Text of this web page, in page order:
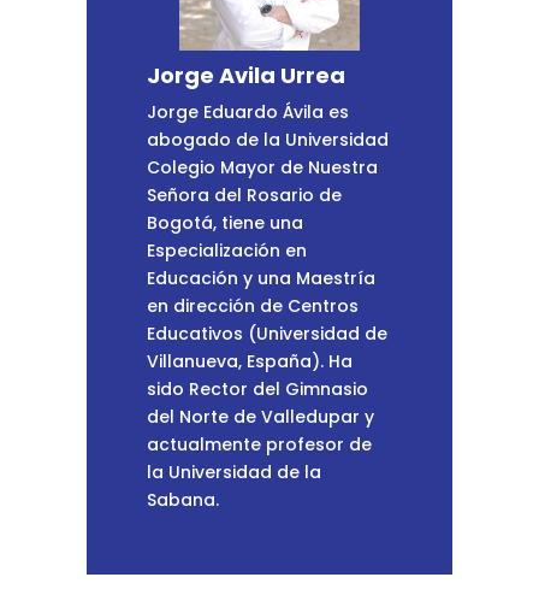
Jorge Avila Urrea
Jorge Eduardo Ávila es
abogado de la Universidad
Colegio Mayor de Nuestra
Señora del Rosario de
Bogotá, tiene una
Especialización en
Educación y una Maestría
en dirección de Centros
Educativos (Universidad de
Villanueva, España). Ha
sido Rector del Gimnasio
del Norte de Valledupar y
actualmente profesor de
la Universidad de la
Sabana.